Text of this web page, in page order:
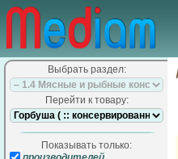
Выбрать раздел:
Перейти к товару:
Показывать только: